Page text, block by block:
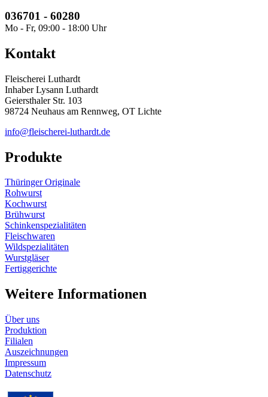
036701 - 60280
Mo - Fr, 09:00 - 18:00 Uhr
Kontakt
Fleischerei Luthardt
Inhaber Lysann Luthardt
Geiersthaler Str. 103
98724 Neuhaus am Rennweg, OT Lichte
info@fleischerei-luthardt.de
Produkte
Thüringer Originale
Rohwurst
Kochwurst
Brühwurst
Schinkenspezialitäten
Fleischwaren
Wildspezialitäten
Wurstgläser
Fertiggerichte
Weitere Informationen
Über uns
Produktion
Filialen
Auszeichnungen
Impressum
Datenschutz